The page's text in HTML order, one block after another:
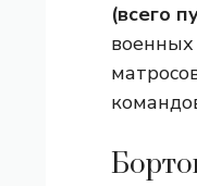
(всего